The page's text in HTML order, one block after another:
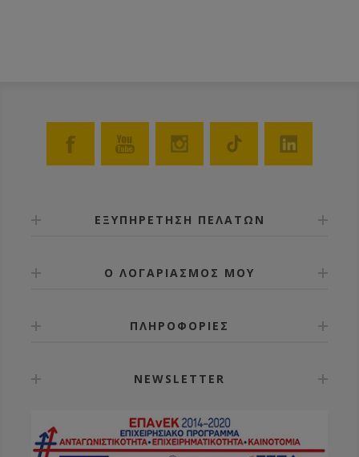
ΕΞΥΠΗΡΕΤΗΣΗ ΠΕΛΑΤΩΝ
Ο ΛΟΓΑΡΙΑΣΜΟΣ ΜΟΥ
ΠΛΗΡΟΦΟΡΙΕΣ
NEWSLETTER